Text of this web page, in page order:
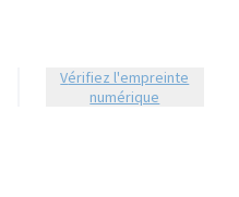
Vérifiez l'empreinte
numérique